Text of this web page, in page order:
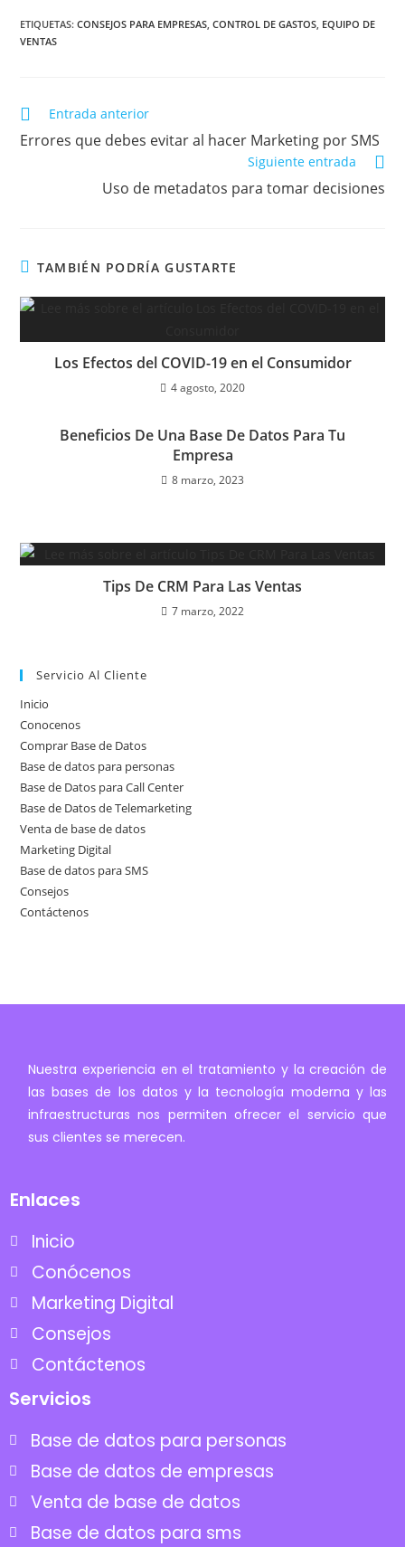
ETIQUETAS:CONSEJOS PARA EMPRESAS CONTROL DE GASTOS EQUIPO DE
VENTAS
Entrada anterior
Errores que debes evitar al hacer Marketing por SMS
Siguiente entrada
Uso de metadatos para tomar decisiones
TAMBIÉN PODRÍA GUSTARTE
Los Efectos del COVID-19 en el Consumidor
4 agosto, 2020
Beneficios De Una Base De Datos Para Tu
Empresa
8 marzo, 2023
Tips De CRM Para Las Ventas
7 marzo, 2022
Servicio Al Cliente
Inicio
Conocenos
Comprar Base de Datos
Base de datos para personas
Base de Datos para Call Center
Base de Datos de Telemarketing
Venta de base de datos
Marketing Digital
Base de datos para SMS
Consejos
Contáctenos
Nuestra experiencia en el tratamiento y la creación de
las bases de los datos y la tecnología moderna y las
infraestructuras nos permiten ofrecer el servicio que
sus clientes se merecen.
Enlaces
Inicio
Conócenos
Marketing Digital
Consejos
Contáctenos
Servicios
Base de datos para personas
Base de datos de empresas
Venta de base de datos
Base de datos para sms